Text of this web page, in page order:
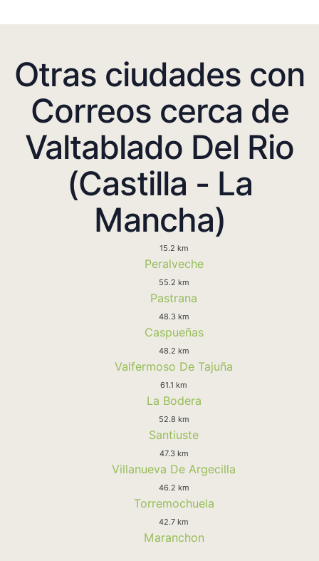
Otras ciudades con
Correos cerca de
Valtablado Del Rio
(Castilla - La
Mancha)
15.2 km
Peralveche
55.2 km
Pastrana
48.3 km
Caspueñas
48.2 km
Valfermoso De Tajuña
61.1 km
La Bodera
52.8 km
Santiuste
47.3 km
Villanueva De Argecilla
46.2 km
Torremochuela
42.7 km
Maranchon